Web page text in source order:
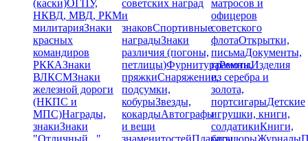
(каски)ОГПУ,
НКВД, МВД, РКМ
милитарияЗнаки
красных
командиров
РККАЗнаки
ВЛКСМЗнаки
железной дороги
(НКПС и
МПС)Награды,
знакиЗнаки
"Отличный...",
советских наград
и
знаковСпортивные
наградыЗнаки
различия (погоны,
петлицы)ФурнитураРемни,
пряжкиСнаряжение,
подсумки,
кобурыЗвезды,
кокардыАвтографы
и вещи
знаменитостейПлакаты
матросов и
офицеров
советского
флотаОткрытки,
письмаДокументы,
грамотыИзделия
из серебра и
золота,
портсигарыДетские
игрушки, книги,
солдатикиКниги,
брошюрыЖурналы